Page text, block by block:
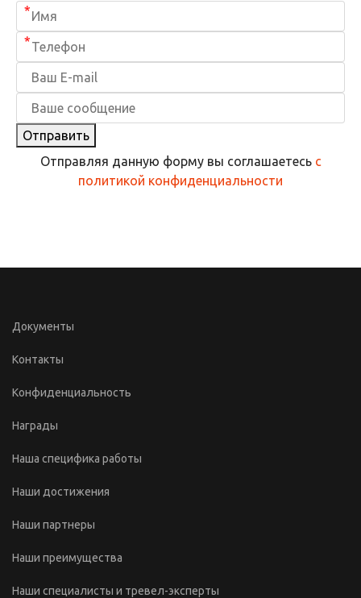
*
*
Отправить
Отправляя данную форму вы соглашаетесь с
политикой конфиденциальности
Документы
Контакты
Конфиденциальность
Награды
Наша специфика работы
Наши достижения
Наши партнеры
Наши преимущества
Наши специалисты и тревел-эксперты